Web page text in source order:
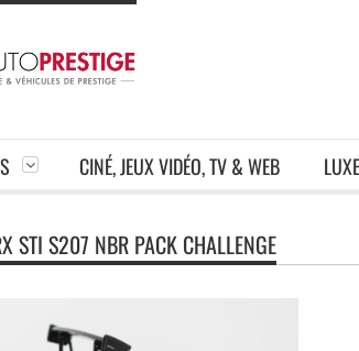
CINÉ, JEUX VIDÉO, TV & WEB
STI S207 NBR PACK CHALLENGE